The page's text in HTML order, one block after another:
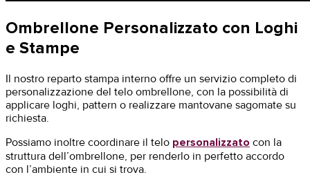
Ombrellone Personalizzato con Loghi
e Stampe
Il nostro reparto stampa interno offre un servizio completo di
personalizzazione del telo ombrellone, con la possibilità di
applicare loghi, pattern o realizzare mantovane sagomate su
richiesta.
Possiamo inoltre coordinare il telo personalizzato con la
struttura dell’ombrellone, per renderlo in perfetto accordo
con l’ambiente in cui si trova.